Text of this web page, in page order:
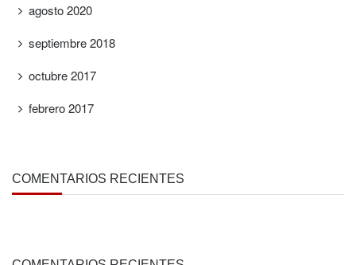
agosto 2020
septiembre 2018
octubre 2017
febrero 2017
COMENTARIOS RECIENTES